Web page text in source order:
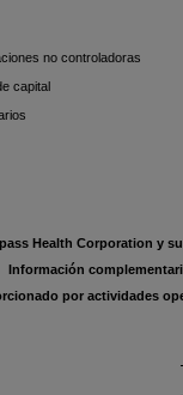
no controladoras
capital
Health Corporation y
Información
por actividades